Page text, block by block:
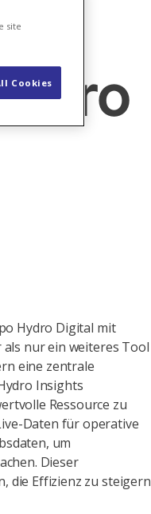
Hydro Digital mit
nur ein weiteres Tool
eine zentrale
Insights
Ressource zu
Daten für operative
um
Dieser
die Effizienz zu steigern
site
Cookies